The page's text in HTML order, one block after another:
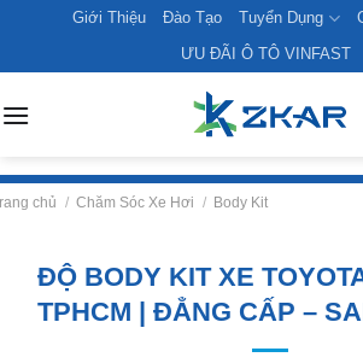
content
Giới Thiệu Đào Tạo Tuyển Dụng
ƯU ĐÃI Ô TÔ VINFAST
chủ / Chăm Sóc Xe Hơi / Body Kit
ĐỘ BODY KIT XE
TPHCM | ĐẲNG CẤP –